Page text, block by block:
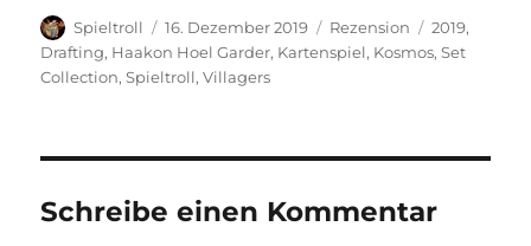
Autor
Spieltroll
Veröffentlicht
am
16. Dezember 2019 Kategorien
Rezension 2019,
Drafting, Haakon Hoel Garder, Kartenspiel, Kosmos,Set
Collection,Spieltroll,Villagers
Schreibe einen Kommentar